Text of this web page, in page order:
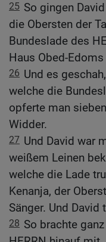
25 So gingen
die Obersten der
Bundeslade des
Haus Obed-
26 Und es
welche die
opferte man
Widder.
27 Und David war
weißem Leinen
welche die Lade
Kenanja, der
Sänger. Und
28 So brachte